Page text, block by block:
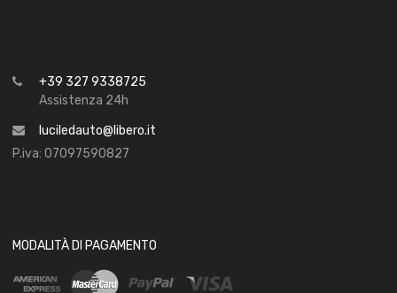
+39 327 9338725
Assistenza 24h
luciledauto@libero.it
P.iva: 07097590827
MODALITÀ DI PAGAMENTO